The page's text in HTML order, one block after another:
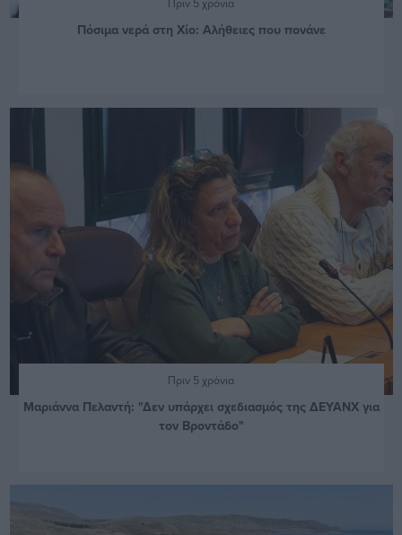
Πριν 5 χρόνια
Πόσιμα νερά στη Χίο: Αλήθειες που πονάνε
Πριν 5 χρόνια
Μαριάννα Πελαντή: "Δεν υπάρχει σχεδιασμός της ΔΕΥΑΝΧ για
τον Βροντάδο"